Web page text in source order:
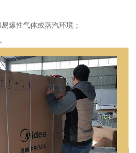
爆性气体或蒸汽环境；